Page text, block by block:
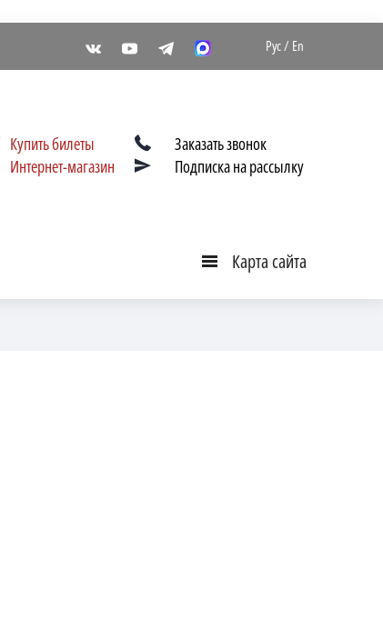
Рус/ En
Купить билеты
Интернет-магазин
Заказать звонок
Подписка на рассылку
КартаКарта сайта